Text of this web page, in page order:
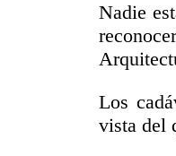
Nadie
Los
vista del